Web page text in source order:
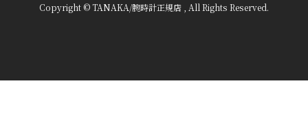
Copyright © TANAKA/腕時計正規店 , All Rights Reserved.